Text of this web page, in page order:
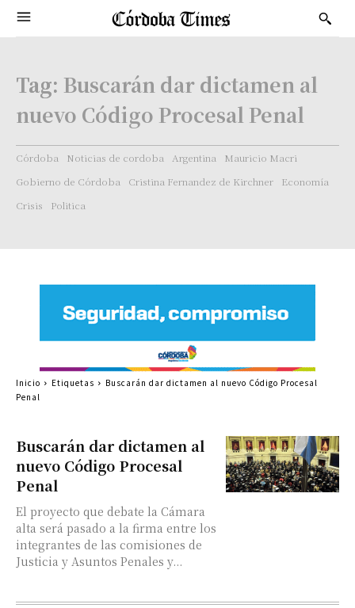
Tag: Buscarán dar dictamen al
nuevo Código Procesal Penal
Córdoba Noticias de cordoba Argentina
Mauricio Macri
Gobierno de Córdoba
Cristina Fernandez de Kirchner
Economía
Crisis
Politica
Buscarán dar dictamen al
nuevo Código Procesal
Penal
El proyecto que debate la Cámara
alta será pasado a la firma entre los
integrantes de las comisiones de
Justicia y Asuntos Penales y...
Inicio Etiquetas
Buscarán dar dictamen al nuevo Código Procesal
Penal